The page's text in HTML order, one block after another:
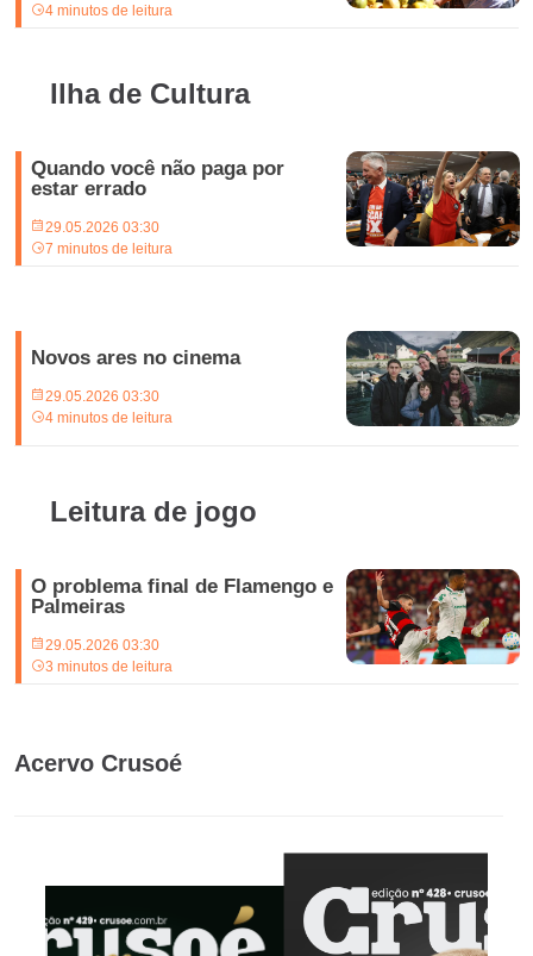
4 minutos de leitura
Ilha de Cultura
Quando você não paga por
estar errado
29.05.2026 03:30
7 minutos de leitura
Novos ares no cinema
29.05.2026 03:30
4 minutos de leitura
Leitura de jogo
O problema final de Flamengo e
Palmeiras
29.05.2026 03:30
3 minutos de leitura
Acervo Crusoé